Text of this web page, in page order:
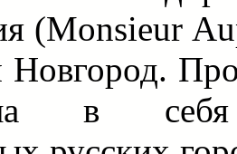
(Monsieur
в себя